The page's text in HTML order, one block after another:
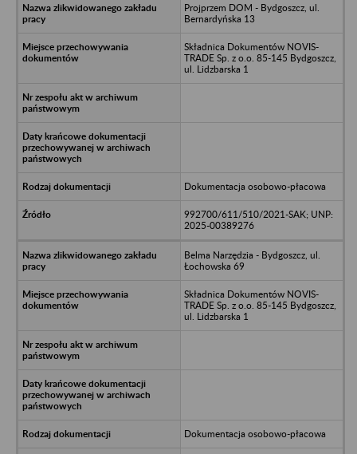
Projprzem DOM - Bydgoszcz, ul.
Bernardyńska 13
Składnica Dokumentów NOVIS-
TRADE Sp. z o.o. 85-145 Bydgoszcz,
ul. Lidzbarska 1
Dokumentacja osobowo-płacowa
992700/611/510/2021-SAK; UNP:
2025-00389276
Belma Narzędzia - Bydgoszcz, ul.
Łochowska 69
Składnica Dokumentów NOVIS-
TRADE Sp. z o.o. 85-145 Bydgoszcz,
ul. Lidzbarska 1
Dokumentacja osobowo-płacowa